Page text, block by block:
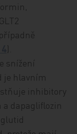
).
snížení
je hlavním
inhibitory
a dapagliflozin